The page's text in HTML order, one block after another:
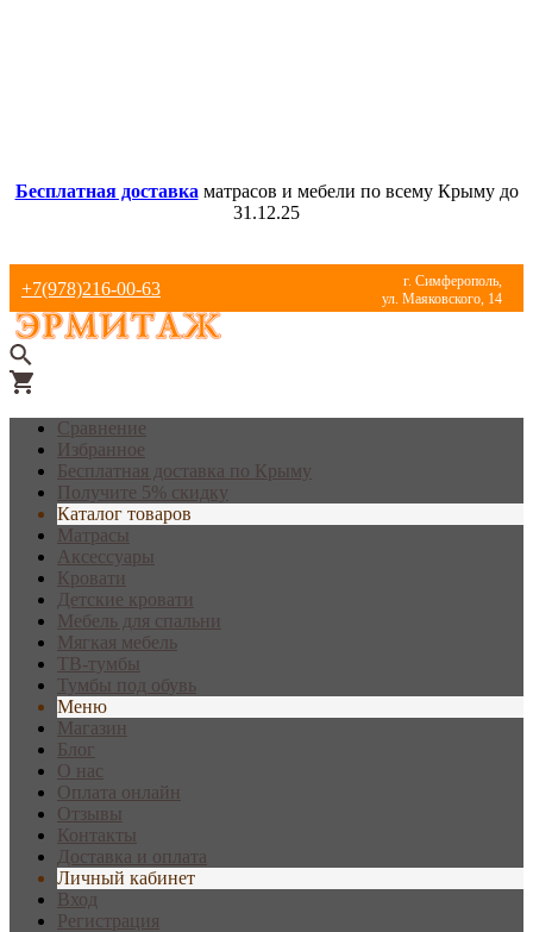
Бесплатная доставка матрасов и мебели по всему Крыму до
31.12.25
+7(978)216-00-63
г. Симферополь,
ул. Маяковского, 14
Сравнение
Избранное
Бесплатная доставка по Крыму
Получите 5% скидку
Каталог товаров
Матрасы
Аксессуары
Кровати
Детские кровати
Мебель для спальни
Мягкая мебель
ТВ-тумбы
Тумбы под обувь
Меню
Магазин
Блог
О нас
Оплата онлайн
Отзывы
Контакты
Доставка и оплата
Личный кабинет
Вход
Регистрация